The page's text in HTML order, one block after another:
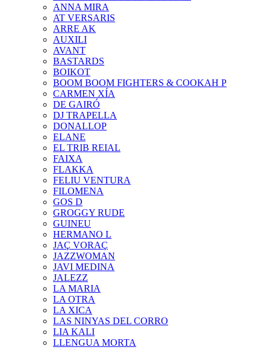
ANNA MIRA
AT VERSARIS
ARRE AK
AUXILI
AVANT
BASTARDS
BOIKOT
BOOM BOOM FIGHTERS & COOKAH P
CARMEN XÍA
DE GAIRÓ
DJ TRAPELLA
DONALLOP
ELANE
EL TRIB REIAL
FAIXA
FLAKKA
FELIU VENTURA
FILOMENA
GOS D
GROGGY RUDE
GUINEU
HERMANO L
JAÇ VORAÇ
JAZZWOMAN
JAVI MEDINA
JALEZZ
LA MARIA
LA OTRA
LA XICA
LAS NINYAS DEL CORRO
LIA KALI
LLENGUA MORTA